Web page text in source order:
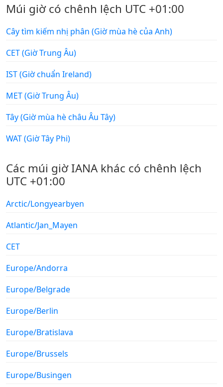
Múi giờ có chênh lệch UTC +01:00
Cây tìm kiếm nhị phân (Giờ mùa hè của Anh)
CET (Giờ Trung Âu)
IST (Giờ chuẩn Ireland)
MET (Giờ Trung Âu)
Tây (Giờ mùa hè châu Âu Tây)
WAT (Giờ Tây Phi)
Các múi giờ IANA khác có chênh lệch
UTC +01:00
Arctic/Longyearbyen
Atlantic/Jan_Mayen
CET
Europe/Andorra
Europe/Belgrade
Europe/Berlin
Europe/Bratislava
Europe/Brussels
Europe/Busingen